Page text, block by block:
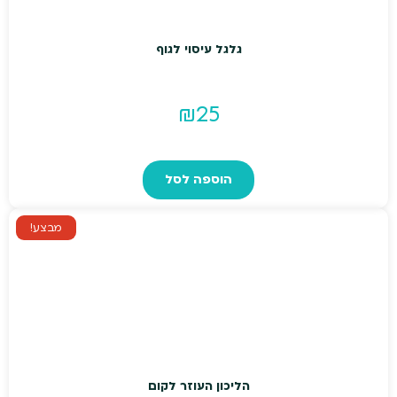
גלגל עיסוי לגוף
₪25
הוספה לסל
מבצע!
הליכון העוזר לקום